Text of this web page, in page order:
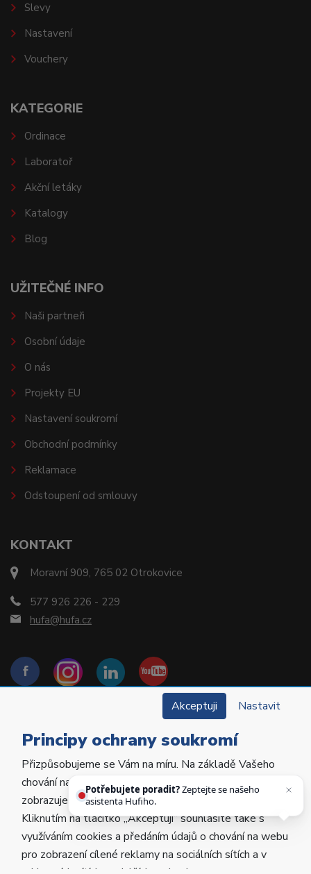
KONTAKT
Moravní 909, 765 02 Otrokovice
577 926 226 - 229
hufa@hufa.cz
Slevy
Nastavení
Vouchery
KATEGORIE
Ordinace
Laboratoř
Akční letáky
Katalogy
Blog
UŽITEČNÉ INFO
Naši partneři
Osobní údaje
O nás
Projekty EU
Nastavení soukromí
Obchodní podmínky
Reklamace
Odstoupení od smlouvy
Copyright © 2022 Hu-Fa Dental a.s. Všechna práva
vyhrazena.
Vytvořila Poctivá agentura
Provozováno na
ABRA Eshop
Akceptuji Nastavit
Principy ochrany soukromí
Přizpůsobujeme se Vám na míru. Na základě Vašeho
chování na webu personalizujeme jeho obsah a
zobrazujeme Vám relevantní nabídky a produkty.
Kliknutím na tlačítko „Akceptuji“ souhlasíte také s
využíváním cookies a předáním údajů o chování na webu
pro zobrazení cílené reklamy na sociálních sítích a v
Potřebujete poradit?Zeptejte se našeho
asistenta Hufiho.